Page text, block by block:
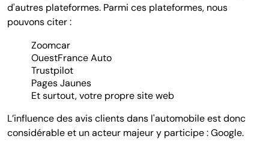
d'autres plateformes. Parmi ces plateformes, nous
pouvons citer :
Zoomcar
OuestFrance Auto
Trustpilot
Pages Jaunes
Et surtout, votre propre site web
L’influence des avis clients dans l'automobile est donc
considérable et un acteur majeur y participe : Google.